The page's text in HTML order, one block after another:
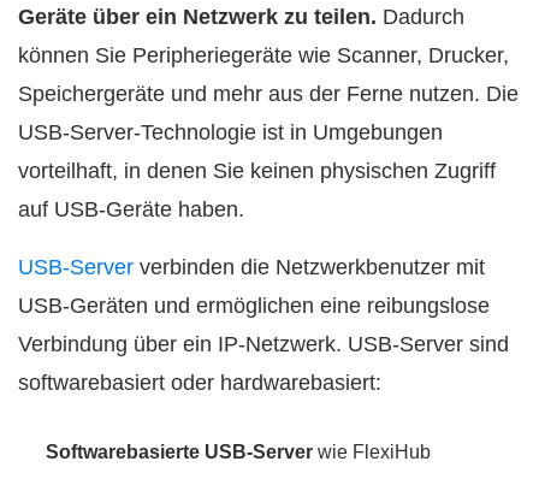
Geräte über ein Netzwerk zu teilen. Dadurch
können Sie Peripheriegeräte wie Scanner, Drucker,
Speichergeräte und mehr aus der Ferne nutzen. Die
USB-Server-Technologie ist in Umgebungen
vorteilhaft, in denen Sie keinen physischen Zugriff
auf USB-Geräte haben.
USB-Server verbinden die Netzwerkbenutzer mit
USB-Geräten und ermöglichen eine reibungslose
Verbindung über ein IP-Netzwerk. USB-Server sind
softwarebasiert oder hardwarebasiert:
Softwarebasierte USB-Server wie FlexiHub